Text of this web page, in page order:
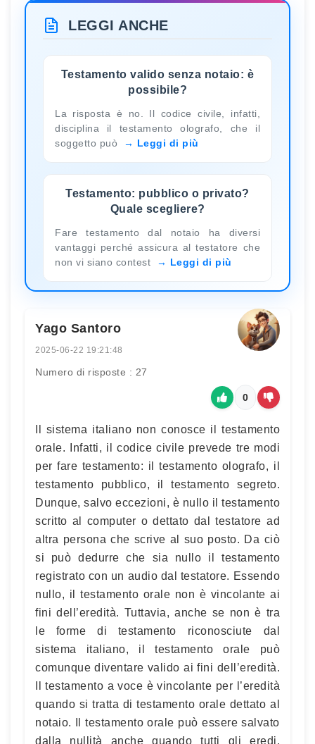
LEGGI ANCHE
Testamento valido senza notaio: è
possibile?
La risposta è no. Il codice civile, infatti,
disciplina il testamento olografo, che il
soggetto può
Leggi di più
Testamento: pubblico o privato?
Quale scegliere?
Fare testamento dal notaio ha diversi
vantaggi perché assicura al testatore che
non vi siano contest
Leggi di più
Yago Santoro
2025-06-22 19:21:48
Numero di risposte : 27
0
Il sistema italiano non conosce il testamento
orale. Infatti, il codice civile prevede tre modi
per fare testamento: il testamento olografo, il
testamento pubblico, il testamento segreto.
Dunque, salvo eccezioni, è nullo il testamento
scritto al computer o dettato dal testatore ad
altra persona che scrive al suo posto. Da ciò
si può dedurre che sia nullo il testamento
registrato con un audio dal testatore. Essendo
nullo, il testamento orale non è vincolante ai
fini dell’eredità. Tuttavia, anche se non è tra
le forme di testamento riconosciute dal
sistema italiano, il testamento orale può
comunque diventare valido ai fini dell’eredità.
Il testamento a voce è vincolante per l’eredità
quando si tratta di testamento orale dettato al
notaio. Il testamento orale può essere salvato
dalla nullità anche quando tutti gli eredi,